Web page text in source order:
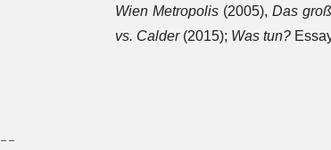
Wien Metropolis (2005), Das
vs. Calder(2015); Was tun?
– –